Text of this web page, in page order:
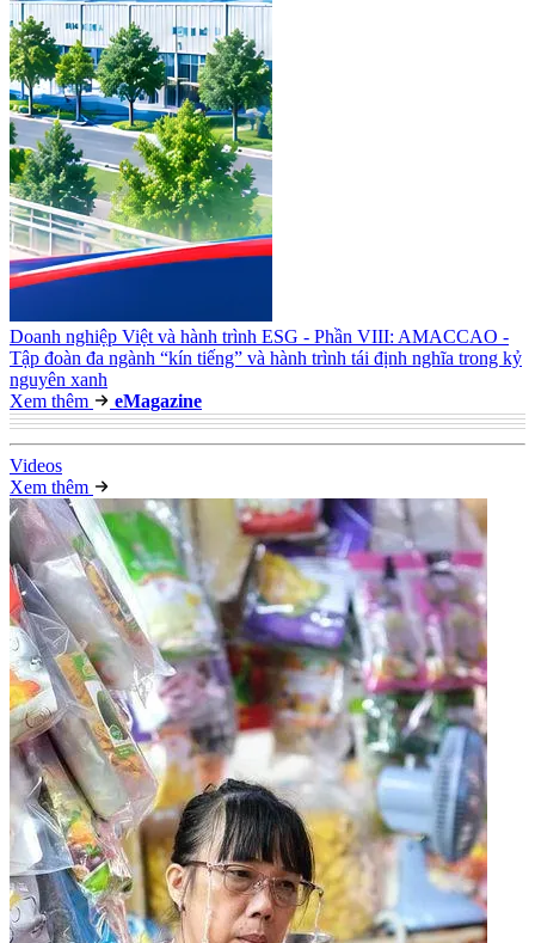
Doanh nghiệp Việt và hành trình ESG - Phần VIII: AMACCAO -
Tập đoàn đa ngành “kín tiếng” và hành trình tái định nghĩa trong kỷ
nguyên xanh
Xem thêm
eMagazine
Videos
Xem thêm